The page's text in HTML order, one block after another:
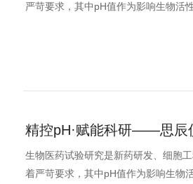
严苛要求，其中pH值作为影响生物活
生物医药试验研究是新药研发、细胞
着严苛要求，其中pH值作为影响生物